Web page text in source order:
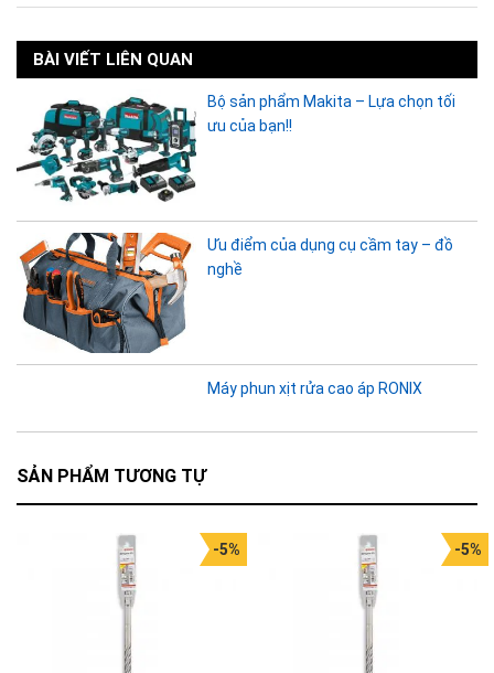
BÀI VIẾT LIÊN QUAN
Bộ sản phẩm Makita – Lựa chọn tối
ưu của bạn!!
Ưu điểm của dụng cụ cầm tay – đồ
nghề
Máy phun xịt rửa cao áp RONIX
SẢN PHẨM TƯƠNG TỰ
-5% -5%